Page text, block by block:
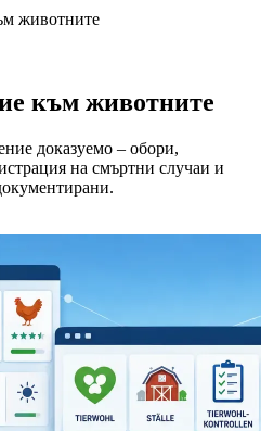
животните
към животните
доказуемо – обори,
на смъртни случаи и